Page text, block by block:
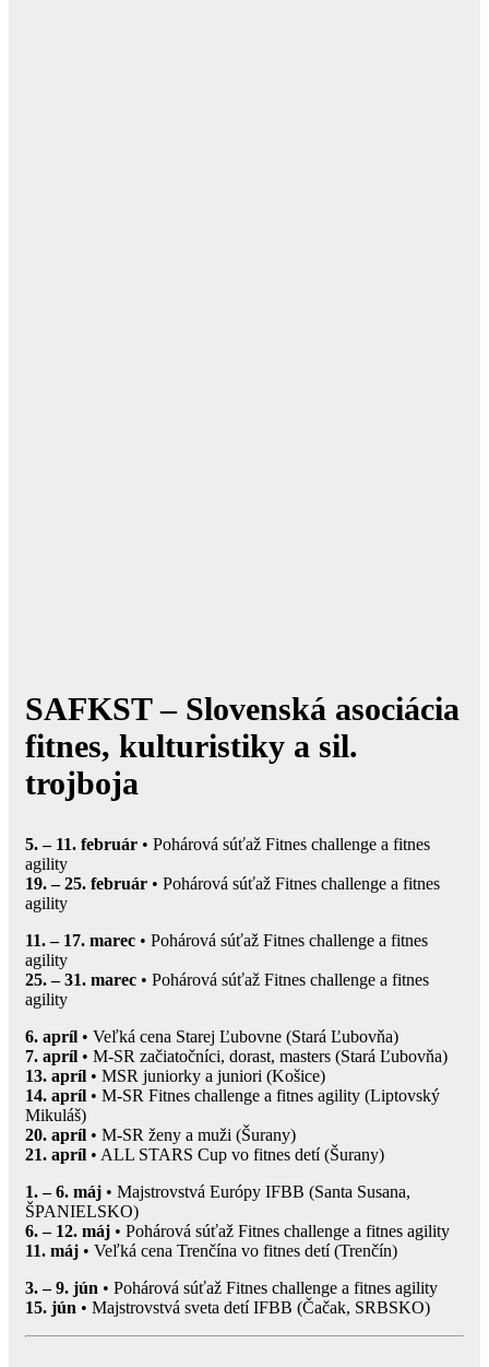
SAFKST – Slovenská asociácia
fitnes, kulturistiky a sil.
trojboja
5. – 11. február • Pohárová súťaž Fitnes challenge a fitnes
agility
19. – 25. február • Pohárová súťaž Fitnes challenge a fitnes
agility
11. – 17. marec • Pohárová súťaž Fitnes challenge a fitnes
agility
25. – 31. marec • Pohárová súťaž Fitnes challenge a fitnes
agility
6. apríl • Veľká cena Starej Ľubovne (Stará Ľubovňa)
7. apríl • M-SR začiatočníci, dorast, masters (Stará Ľubovňa)
13. apríl • MSR juniorky a juniori (Košice)
14. apríl • M-SR Fitnes challenge a fitnes agility (Liptovský
Mikuláš)
20. apríl • M-SR ženy a muži (Šurany)
21. apríl • ALL STARS Cup vo fitnes detí (Šurany)
1. – 6. máj • Majstrovstvá Európy IFBB (Santa Susana,
ŠPANIELSKO)
6. – 12. máj • Pohárová súťaž Fitnes challenge a fitnes agility
11. máj • Veľká cena Trenčína vo fitnes detí (Trenčín)
3. – 9. jún • Pohárová súťaž Fitnes challenge a fitnes agility
15. jún • Majstrovstvá sveta detí IFBB (Čačak, SRBSKO)